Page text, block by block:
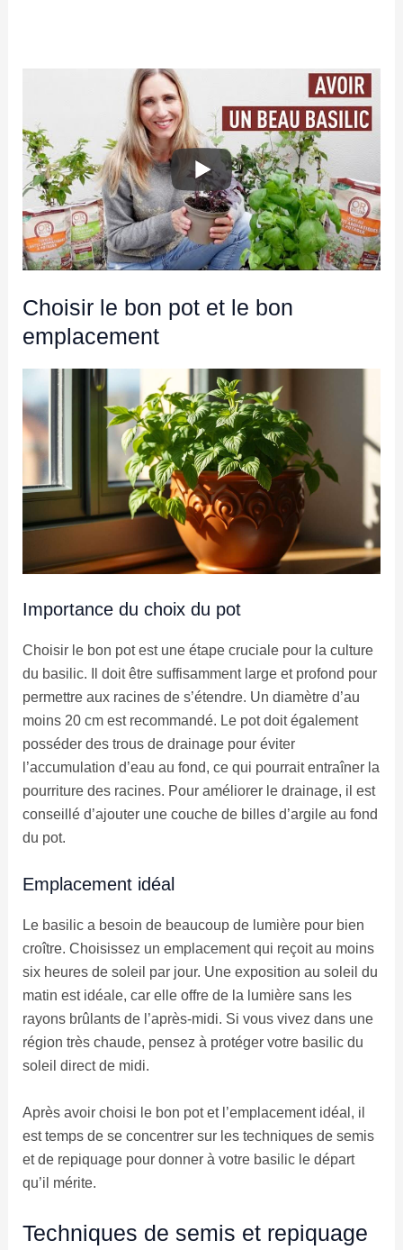
Choisir le bon pot et le bon
emplacement
Importance du choix du pot
Choisir le bon pot est une étape cruciale pour la culture
du basilic. Il doit être suffisamment large et profond pour
permettre aux racines de s’étendre. Un diamètre d’au
moins 20 cm est recommandé. Le pot doit également
posséder des trous de drainage pour éviter
l’accumulation d’eau au fond, ce qui pourrait entraîner la
pourriture des racines. Pour améliorer le drainage, il est
conseillé d’ajouter une couche de billes d’argile au fond
du pot.
Emplacement idéal
Le basilic a besoin de beaucoup de lumière pour bien
croître. Choisissez un emplacement qui reçoit au moins
six heures de soleil par jour. Une exposition au soleil du
matin est idéale, car elle offre de la lumière sans les
rayons brûlants de l’après-midi. Si vous vivez dans une
région très chaude, pensez à protéger votre basilic du
soleil direct de midi.
Après avoir choisi le bon pot et l’emplacement idéal, il
est temps de se concentrer sur les techniques de semis
et de repiquage pour donner à votre basilic le départ
qu’il mérite.
Techniques de semis et repiquage